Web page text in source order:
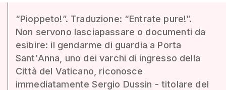
“Pioppeto!”. Traduzione: “Entrate pure!”.
Non servono lasciapassare o documenti da
esibire: il gendarme di guardia a Porta
Sant'Anna, uno dei varchi di ingresso della
Città del Vaticano, riconosce
immediatamente Sergio Dussin - titolare del